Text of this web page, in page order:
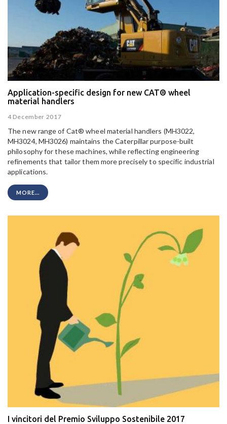
Application-specific design for new CAT® wheel
material handlers
4 December 2017
The new range of Cat® wheel material handlers (MH3022,
MH3024, MH3026) maintains the Caterpillar purpose-built
philosophy for these machines, while reflecting engineering
refinements that tailor them more precisely to specific industrial
applications.
MORE...
I vincitori del Premio Sviluppo Sostenibile 2017